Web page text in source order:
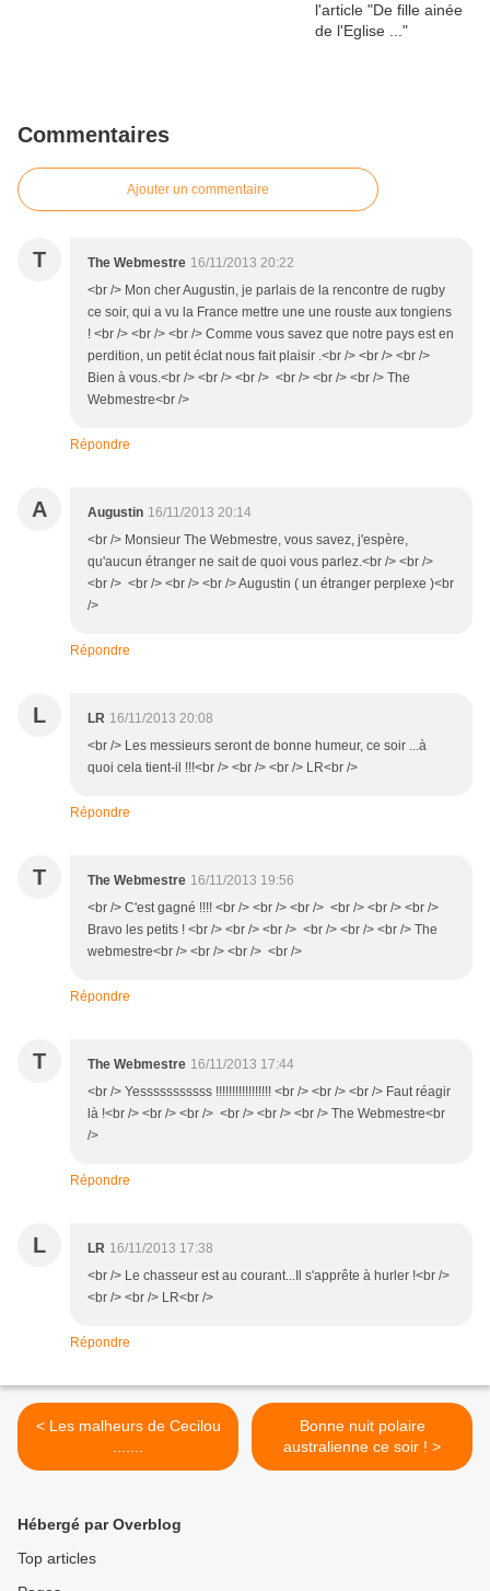
Commentaires
Ajouter un commentaire
T The Webmestre 16/11/2013 20:22
<br /> Mon cher Augustin, je parlais de la rencontre de rugby
ce soir, qui a vu la France mettre une une rouste aux tongiens
! <br /> <br /> <br /> Comme vous savez que notre pays est en
perdition, un petit éclat nous fait plaisir .<br /> <br /> <br />
Bien à vous.<br /> <br /> <br /> <br /> <br /> <br /> The
Webmestre<br />
Répondre
A Augustin 16/11/2013 20:14
<br /> Monsieur The Webmestre, vous savez, j'espère,
qu'aucun étranger ne sait de quoi vous parlez.<br /> <br />
<br /> <br /> <br /> <br /> Augustin ( un étranger perplexe )<br
/>
Répondre
L LR 16/11/2013 20:08
<br /> Les messieurs seront de bonne humeur, ce soir ...à
quoi cela tient-il !!!<br /> <br /> <br /> LR<br />
Répondre
T The Webmestre 16/11/2013 19:56
<br /> C'est gagné !!!! <br /> <br /> <br /> <br /> <br /> <br />
Bravo les petits ! <br /> <br /> <br /> <br /> <br /> <br /> The
webmestre<br /> <br /> <br /> <br />
Répondre
T The Webmestre 16/11/2013 17:44
<br /> Yesssssssssss !!!!!!!!!!!!!!!!! <br /> <br /> <br /> Faut réagir
là !<br /> <br /> <br /> <br /> <br /> <br /> The Webmestre<br
/>
Répondre
L LR 16/11/2013 17:38
<br /> Le chasseur est au courant...Il s'apprête à hurler !<br />
<br /> <br /> LR<br />
Répondre
< Les malheurs de Cecilou
Bonne nuit polaire
australienne ce soir ! >
Hébergé par Overblog
Top articles